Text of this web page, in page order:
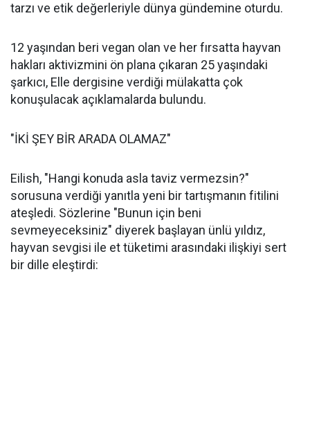
tarzı ve etik değerleriyle dünya gündemine oturdu.
12 yaşından beri vegan olan ve her fırsatta hayvan
hakları aktivizmini ön plana çıkaran 25 yaşındaki
şarkıcı, Elle dergisine verdiği mülakatta çok
konuşulacak açıklamalarda bulundu.
"İKİ ŞEY BİR ARADA OLAMAZ"
Eilish, "Hangi konuda asla taviz vermezsin?"
sorusuna verdiği yanıtla yeni bir tartışmanın fitilini
ateşledi. Sözlerine "Bunun için beni
sevmeyeceksiniz" diyerek başlayan ünlü yıldız,
hayvan sevgisi ile et tüketimi arasındaki ilişkiyi sert
bir dille eleştirdi: